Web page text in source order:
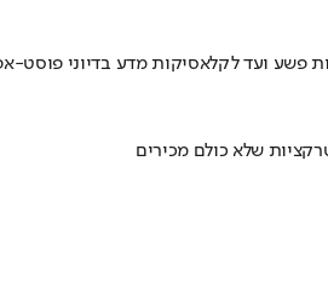
פשע ועד לקלאסיקות מדע בדיוני פוסט-
שלא כולם מכירים